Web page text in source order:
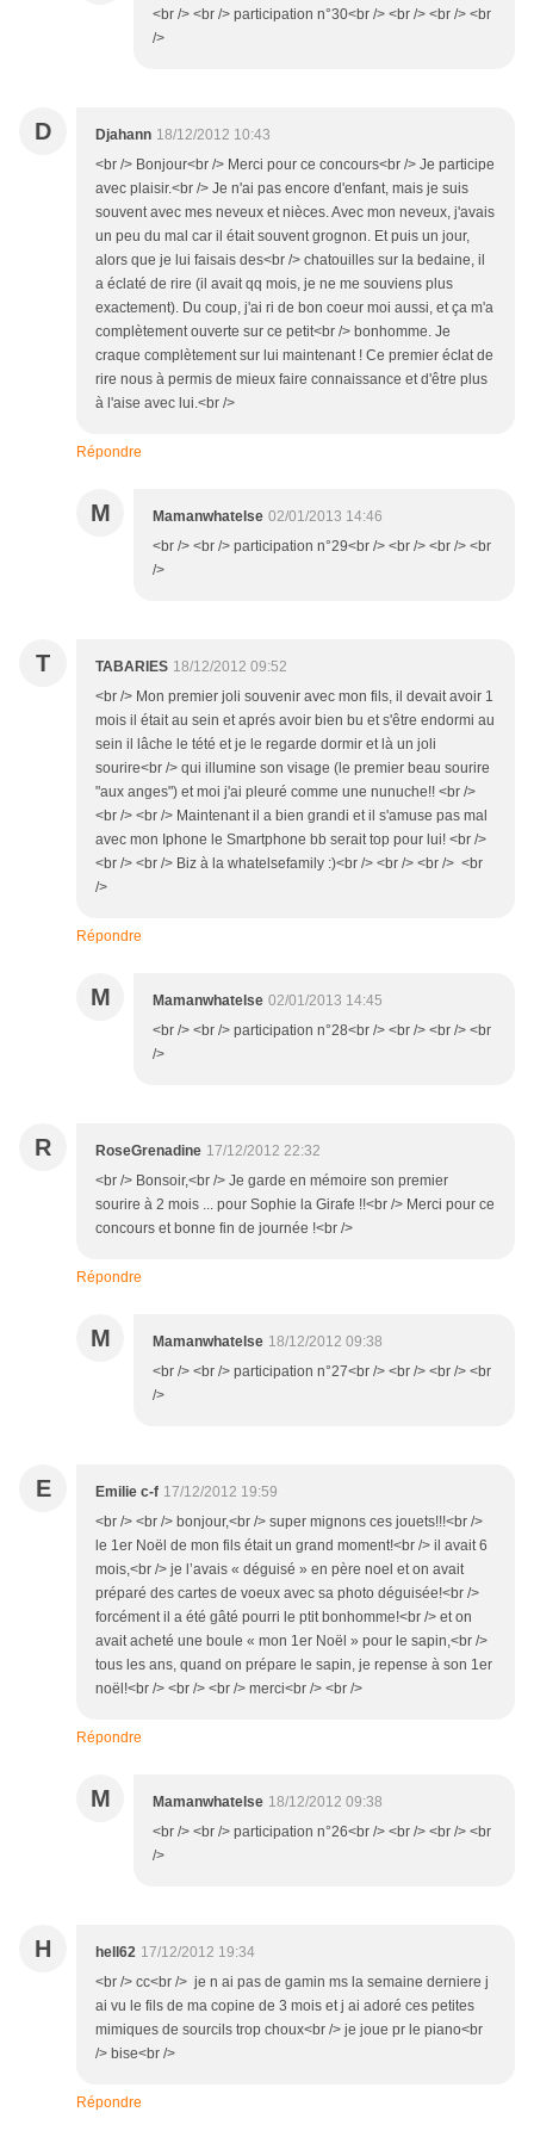
<br /> <br /> participation n°30<br /> <br /> <br /> <br
/>
D Djahann 18/12/2012 10:43
<br /> Bonjour<br /> Merci pour ce concours<br /> Je participe
avec plaisir.<br /> Je n'ai pas encore d'enfant, mais je suis
souvent avec mes neveux et nièces. Avec mon neveux, j'avais
un peu du mal car il était souvent grognon. Et puis un jour,
alors que je lui faisais des<br /> chatouilles sur la bedaine, il
a éclaté de rire (il avait qq mois, je ne me souviens plus
exactement). Du coup, j'ai ri de bon coeur moi aussi, et ça m'a
complètement ouverte sur ce petit<br /> bonhomme. Je
craque complètement sur lui maintenant ! Ce premier éclat de
rire nous à permis de mieux faire connaissance et d'être plus
à l'aise avec lui.<br />
Répondre
M Mamanwhatelse 02/01/2013 14:46
<br /> <br /> participation n°29<br /> <br /> <br /> <br
/>
T TABARIES 18/12/2012 09:52
<br /> Mon premier joli souvenir avec mon fils, il devait avoir 1
mois il était au sein et aprés avoir bien bu et s'être endormi au
sein il lâche le tété et je le regarde dormir et là un joli
sourire<br /> qui illumine son visage (le premier beau sourire
"aux anges") et moi j'ai pleuré comme une nunuche!! <br />
<br /> <br /> Maintenant il a bien grandi et il s'amuse pas mal
avec mon Iphone le Smartphone bb serait top pour lui! <br />
<br /> <br /> Biz à la whatelsefamily :)<br /> <br /> <br /> <br
/>
Répondre
M Mamanwhatelse 02/01/2013 14:45
<br /> <br /> participation n°28<br /> <br /> <br /> <br
/>
R RoseGrenadine 17/12/2012 22:32
<br /> Bonsoir,<br /> Je garde en mémoire son premier
sourire à 2 mois ... pour Sophie la Girafe !!<br /> Merci pour ce
concours et bonne fin de journée !<br />
Répondre
M Mamanwhatelse 18/12/2012 09:38
<br /> <br /> participation n°27<br /> <br /> <br /> <br
/>
E Emilie c-f 17/12/2012 19:59
<br /> <br /> bonjour,<br /> super mignons ces jouets!!!<br />
le 1er Noël de mon fils était un grand moment!<br /> il avait 6
mois,<br /> je l’avais « déguisé » en père noel et on avait
préparé des cartes de voeux avec sa photo déguisée!<br />
forcément il a été gâté pourri le ptit bonhomme!<br /> et on
avait acheté une boule « mon 1er Noël » pour le sapin,<br />
tous les ans, quand on prépare le sapin, je repense à son 1er
noël!<br /> <br /> <br /> merci<br /> <br />
Répondre
M Mamanwhatelse 18/12/2012 09:38
<br /> <br /> participation n°26<br /> <br /> <br /> <br
/>
H hell62 17/12/2012 19:34
<br /> cc<br /> je n ai pas de gamin ms la semaine derniere j
ai vu le fils de ma copine de 3 mois et j ai adoré ces petites
mimiques de sourcils trop choux<br /> je joue pr le piano<br
/> bise<br />
Répondre